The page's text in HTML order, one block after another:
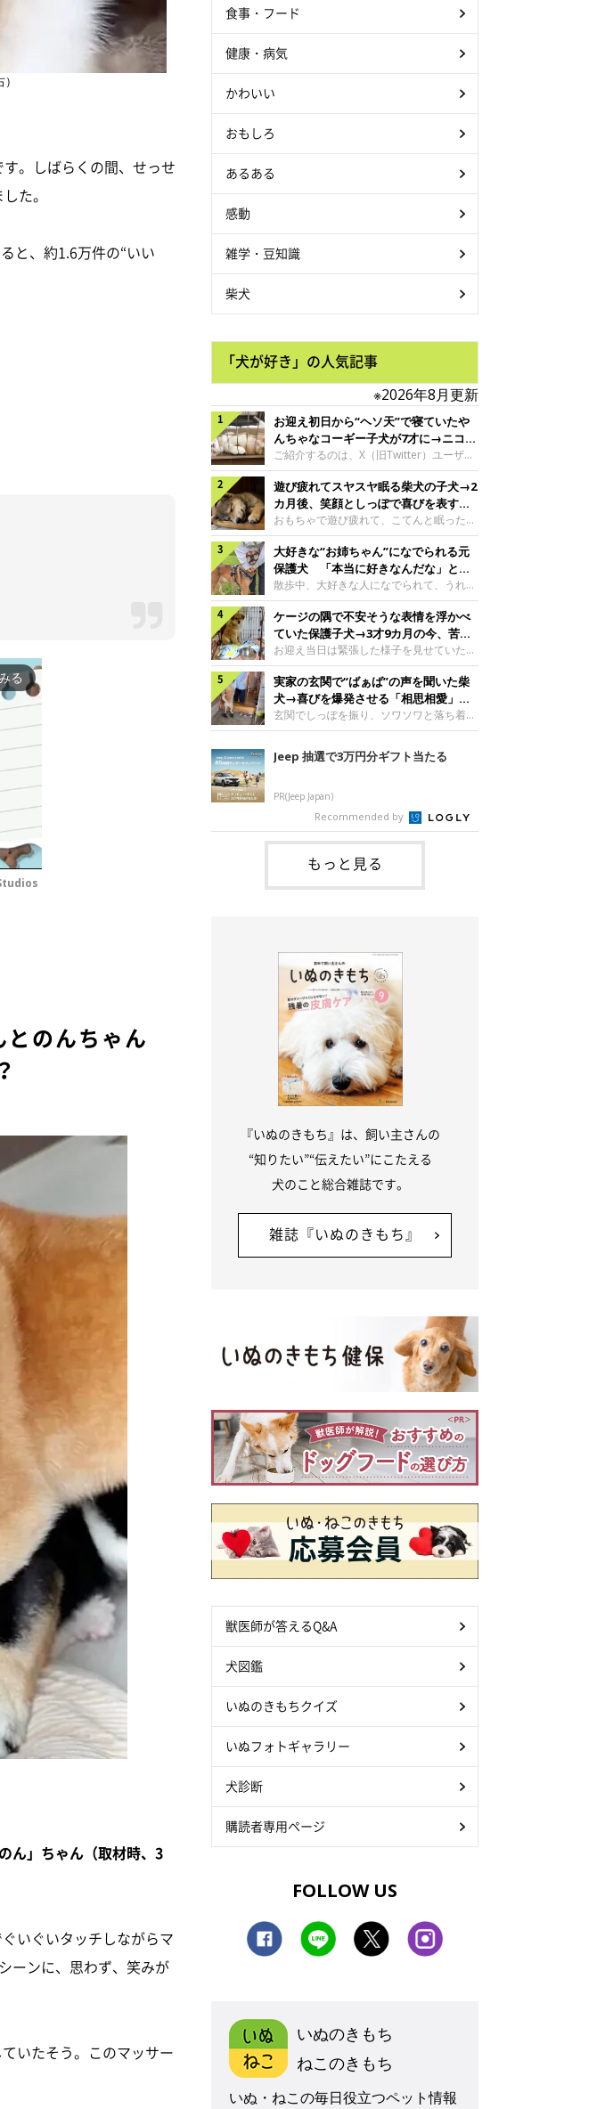
。しばらくの間、せっせ
た。
と、約1.6万件の“いい
る
のんちゃん
ん」ちゃん（取材時、3
いぐいタッチしながらマ
ーンに、思わず、笑みが
いたそう。このマッサー
食事・フード
健康・病気
かわいい
おもしろ
あるある
感動
雑学・豆知識
柴犬
「犬が好き」の人気記事
※2026年8月更新
お迎え初日から“ヘソ天”で寝ていたや
んちゃなコーギー子犬が7才に→ニコニ
コ“コーギースマイル”が魅力のコに成
長！
ご紹介するのは、X（旧Twitter）ユーザー
＠Kus1oKg2vsgdWS2さんの愛犬でウェル
シュ・コーギー・ペンブロークの神楽ちゃ
ん。今年の8月で7才になるという神楽ちゃ
んですが、いったいどんな子犬時代を過ご
したのでしょうか。今回は、神楽ちゃんの
成長を飼い主さんと振り返ります！神楽ち
ゃんの成長について聞いた！お迎えから数
日後の神楽ちゃん（撮影時生後2カ月）＠
Kus1oKg2vsgdWS2――お迎え当初の神楽
ちゃんの様子について教えてください。飼
い主さん： 「お迎え当日から“ヘソ天”で寝
るようなコでし
遊び疲れてスヤスヤ眠る柴犬の子犬→2
カ月後、笑顔としっぽで喜びを表すコ
に成長！
おもちゃで遊び疲れて、こてんと眠った子
犬。あれから2カ月、表情や行動にさまざ
まな変化が見られるようになりました。遊
び疲れて眠る生後2カ月のなっちゃん遊び
疲れた様子のなっちゃん。@Pkndg_紹介
するのは、X（旧Twitter）ユーザー
@Pkndg_さんの愛犬・なっちゃん（取材
時、生後4カ月／柴犬）。こちらの写真
は、なっちゃんが生後2カ月のころに撮影
された一枚です。この日、なっちゃんは家
族と一緒におもちゃで遊んでいました。た
くさん遊んで疲れたのか、その後は眠り始
めたそうです。眠るなっちゃん。
@Pkndg_
大好きな“お姉ちゃん”になでられる元
保護犬 「本当に好きなんだな」と感
じる表情にほっこり
散歩中、大好きな人になでられて、うれし
そうな表情を見せる元保護犬。甘えるよう
な姿に、見ているこちらまでほっこりしま
す。大好きな“お姉ちゃん”に甘える小次郎
くん妹さんになでてもらい、うれしそうな
表情を見せる小次郎くん（2026年6月撮
影）。@mika_Jimmy紹介するのは、X（旧
Twitter）ユーザー@mika_Jimmyさんの愛
犬・小次郎くん（撮影時5才）。こちら
は、飼い主さんの妹さんと一緒に散歩をし
日、飼い主さんは実家から自宅へ帰る途
ケージの隅で不安そうな表情を浮かべ
ていた保護子犬→3才9カ月の今、苦手
を克服し頼もしいコに成長！
お迎え当日は緊張した様子を見せていた元
野犬の保護子犬。あれから約3年半、苦手
だったことを一つひとつ克服し、家族に寄
り添う姿を見せています。お迎え当日、ケ
ージの隅で不安そうにお迎え当日のシルビ
アちゃん。@nemonemotos今回紹介する
のは、X（旧Twitter）ユーザー
@nemonemotosさんの愛犬・シルビアち
主さんが「#最初に撮った一枚」として投
稿した写真には、ケージの隅で不安そうな
表情を浮かべるシルビアちゃんの姿が写っ
ていました。こちらは、保護犬だったシル
実家の玄関で“ばぁば”の声を聞いた柴
犬→喜びを爆発させる「相思相愛」な
光景にほっこり
玄関でしっぽを振り、ソワソワと落ち着か
ない様子の柴犬。その先には、大好きな人
との再会が待っていました。玄関でソワソ
ワする福丸くんソワソワした様子を見せる
のは、X（旧Twitter）ユーザー
@totomo_fukumaruさんが投稿していた
動画。玄関でしっぽを振っているのは、愛
犬・福丸くん（撮影時11才／柴犬）です。
何やらソワソワしている様子が印象的です
が、それにはほっこりする理由がありまし
た。 玄関で聞こえた、うれしい声ばぁば
Jeep 抽選で3万円分ギフト当たる
PR(Jeep Japan)
Recommended by
もっと見る
『いぬのきもち』は、飼い主さんの
“知りたい”“伝えたい”にこたえる
犬のこと総合雑誌です。
雑誌『いぬのきもち』
獣医師が答えるQ&A
犬図鑑
いぬのきもちクイズ
いぬフォトギャラリー
犬診断
購読者専用ページ
FOLLOW US
いぬのきもち
ねこのきもち
いぬ・ねこの毎日役立つペット情報